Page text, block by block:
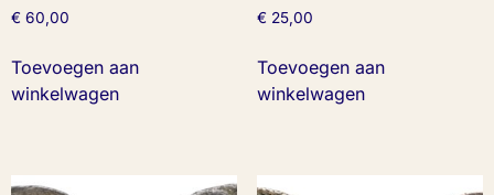
€ 60,00
Toevoegen aan
winkelwagen
€ 25,00
Toevoegen aan
winkelwagen